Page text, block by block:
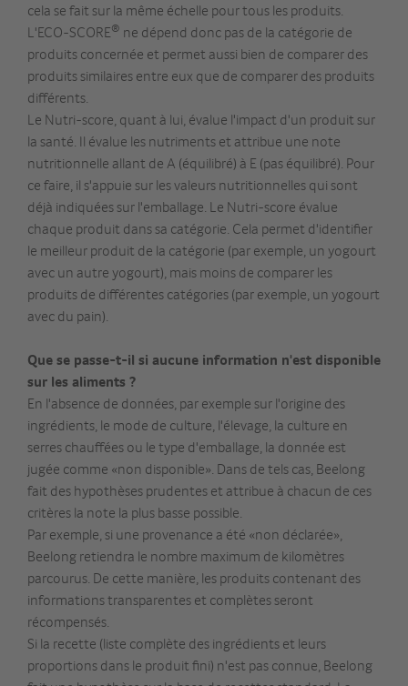
cela se fait sur la même échelle pour tous les produits.
L'ECO-SCORE® ne dépend donc pas de la catégorie de
produits concernée et permet aussi bien de comparer des
produits similaires entre eux que de comparer des produits
différents.
Le Nutri-score, quant à lui, évalue l'impact d'un produit sur
la santé. Il évalue les nutriments et attribue une note
nutritionnelle allant de A (équilibré) à E (pas équilibré). Pour
ce faire, il s'appuie sur les valeurs nutritionnelles qui sont
déjà indiquées sur l'emballage. Le Nutri-score évalue
chaque produit dans sa catégorie. Cela permet d'identifier
le meilleur produit de la catégorie (par exemple, un yogourt
avec un autre yogourt), mais moins de comparer les
produits de différentes catégories (par exemple, un yogourt
avec du pain).
Que se passe-t-il si aucune information n'est disponible
sur les aliments ?
En l'absence de données, par exemple sur l'origine des
ingrédients, le mode de culture, l'élevage, la culture en
serres chauffées ou le type d'emballage, la donnée est
jugée comme «non disponible». Dans de tels cas, Beelong
fait des hypothèses prudentes et attribue à chacun de ces
critères la note la plus basse possible.
Par exemple, si une provenance a été «non déclarée»,
Beelong retiendra le nombre maximum de kilomètres
parcourus. De cette manière, les produits contenant des
informations transparentes et complètes seront
récompensés.
Si la recette (liste complète des ingrédients et leurs
proportions dans le produit fini) n'est pas connue, Beelong